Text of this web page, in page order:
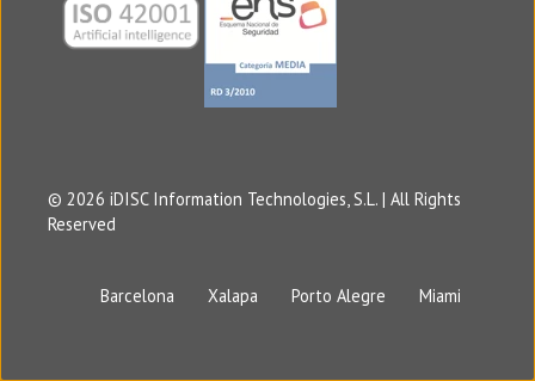
© 2026 iDISC Information Technologies, S.L. | All Rights
Reserved
Barcelona Xalapa Porto Alegre Miami